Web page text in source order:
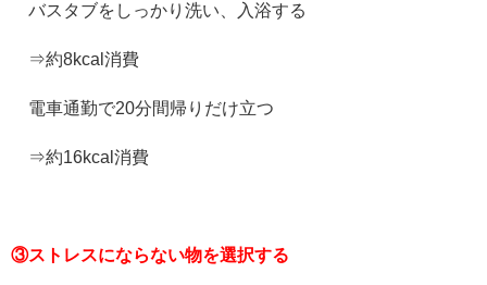
バスタブをしっかり洗い、入浴する
⇒約8kcal消費
電車通勤で20分間帰りだけ立つ
⇒約16kcal消費
③ストレスにならない物を選択する